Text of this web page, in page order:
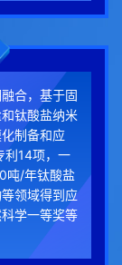
合，基于固
钛酸盐纳米
制备和应
利14项，一
吨/年钛酸盐
领域得到应
学一等奖等